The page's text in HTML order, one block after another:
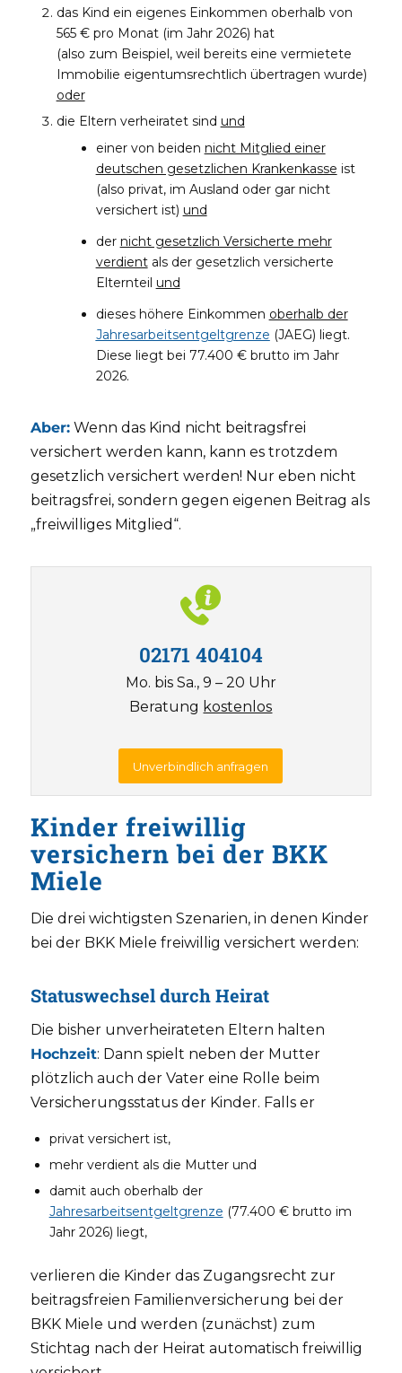
das Kind ein eigenes Einkommen oberhalb von
565 € pro Monat (im Jahr 2026) hat
(also zum Beispiel, weil bereits eine vermietete
Immobilie eigentumsrechtlich übertragen wurde)
oder
die Eltern verheiratet sind und
einer von beiden nicht Mitglied einer
deutschen gesetzlichen Krankenkasse ist
(also privat, im Ausland oder gar nicht
versichert ist) und
der nicht gesetzlich Versicherte mehr
verdientals der gesetzlich versicherte
Elternteil und
dieses höhere Einkommen oberhalb der
Jahresarbeitsentgeltgrenze (JAEG) liegt.
Diese liegt bei 77.400 € brutto im Jahr
2026.
Aber:Wenn das Kind nicht beitragsfrei
versichert werden kann, kann es trotzdem
gesetzlich versichert werden! Nur eben nicht
beitragsfrei, sondern gegen eigenen Beitrag als
„freiwilliges Mitglied“.
02171 404104
Mo. bis Sa., 9 – 20 Uhr
Beratung kostenlos
Unverbindlich anfragen
Kinder freiwillig
versichern bei der BKK
Miele
Die drei wichtigsten Szenarien, in denen Kinder
bei der BKK Miele freiwillig versichert werden:
Statuswechsel durch Heirat
Die bisher unverheirateten Eltern halten
Hochzeit: Dann spielt neben der Mutter
plötzlich auch der Vater eine Rolle beim
Versicherungsstatus der Kinder. Falls er
privat versichert ist,
mehr verdient als die Mutter und
damit auch oberhalb der
Jahresarbeitsentgeltgrenze (77.400 € brutto im
Jahr 2026) liegt,
verlieren die Kinder das Zugangsrecht zur
beitragsfreien Familienversicherung bei der
BKK Miele und werden (zunächst) zum
Stichtag nach der Heirat automatisch freiwillig